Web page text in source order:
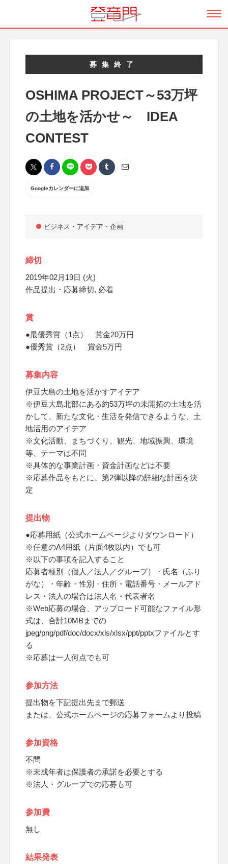
募集終了
OSHIMA PROJECT～53万坪
の土地を活かせ～ IDEA
CONTEST
Googleカレンダーに追加
ビジネス・アイデア・企画
締切
2019年02月19日 (火)
作品提出・応募締切､必着
賞
●最優秀賞（1点） 賞金20万円
●優秀賞（2点） 賞金5万円
募集内容
伊豆大島の土地を活かすアイデア
※伊豆大島北部にある約53万坪の未開拓の土地を活
かして、新たな文化・生活を発信できるような、土
地活用のアイデア
※文化活動、まちづくり、観光、地域振興、環境
等、テーマは不問
※具体的な事業計画・資金計画などは不要
※応募作品をもとに、第2弾以降の詳細な計画を決
定
提出物
●応募用紙（公式ホームページよりダウンロード）
※任意のA4用紙（片面4枚以内）でも可
※以下の事項を記入すること
応募者種別（個人／法人／グループ）・氏名（ふり
がな）・年齢・性別・住所・電話番号・メールアド
レス・法人の場合は法人名・代表者名
※Web応募の場合、アップロード可能なファイル形
式は、合計10MBまでの
jpeg/png/pdf/doc/docx/xls/xlsx/ppt/pptxファイルとす
る
※応募は一人何点でも可
参加方法
提出物を下記提出先まで郵送
または、公式ホームページの応募フォームより投稿
参加資格
不問
※未成年者は保護者の承諾を必要とする
※法人・グループでの応募も可
参加費
無し
結果発表